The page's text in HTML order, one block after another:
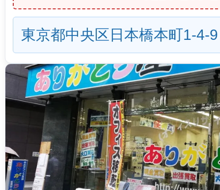
東京都中央区日本橋本町1-4-9